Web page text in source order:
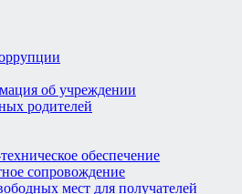
об учреждении
родителей
обеспечение
сопровождение
мест для получателей